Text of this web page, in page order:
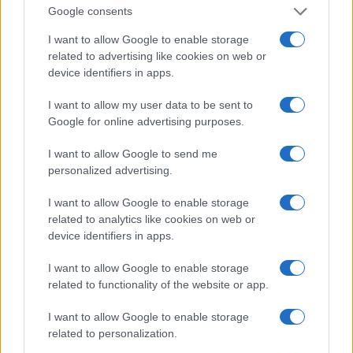
Google consents
I want to allow Google to enable storage
related to advertising like cookies on web or
device identifiers in apps.
I want to allow my user data to be sent to
Google for online advertising purposes.
I want to allow Google to send me
personalized advertising.
I want to allow Google to enable storage
related to analytics like cookies on web or
device identifiers in apps.
I want to allow Google to enable storage
related to functionality of the website or app.
I want to allow Google to enable storage
related to personalization.
sue varie fonti di reddito, è riuscita ad accumulare
una fortuna, ma preferisce condurre uno stile di
vita modesto.
NOMINATION E PREMI PER BARBARA
STARR
Mentre lavorava ancora per ABC News, Starr ha
vinto un Emmy Award come location producer al
NORAD/Cheyenne Mountain, per documentare la
transizione verso il nuovo millennio all’epoca del
rollover di Mosca.
CHI È BARBARA STARR?
Barbara Starr è una reporter televisiva americana
per la CNN. È la corrispondente di rete dal